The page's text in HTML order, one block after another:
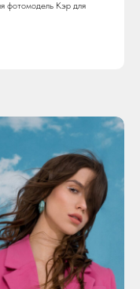
фотомодель Кэр для